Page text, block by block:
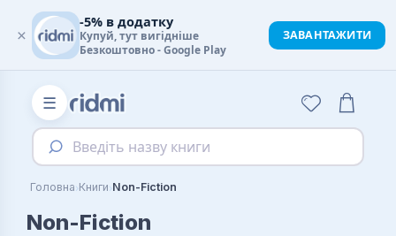
☰
Введіть назву книги
Головна›Книги›Non-Fiction
Non-Fiction
×
-5% в додатку
Купуй, тут вигідніше
Безкоштовно - Google Play
ЗАВАНТАЖИТИ